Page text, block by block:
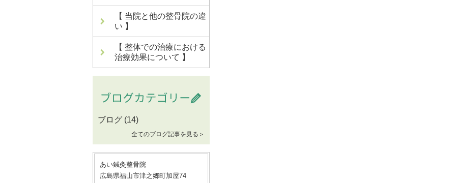
【 当院と他の整骨院の違
い 】
【 整体での治療における
治療効果について 】
ブログ (14)
全てのブログ記事を見る＞
あい鍼灸整骨院
広島県福山市津之郷町加屋74